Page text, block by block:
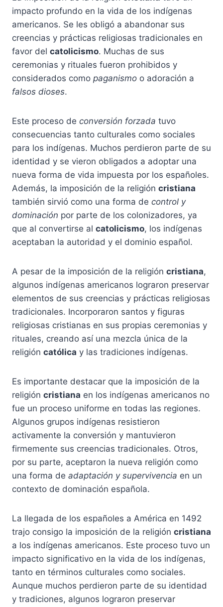
impacto profundo en la vida de los indígenas
americanos. Se les obligó a abandonar sus
creencias y prácticas religiosas tradicionales en
favor del catolicismo. Muchas de sus
ceremonias y rituales fueron prohibidos y
considerados como paganismo o adoración a
falsos dioses.
Este proceso de conversión forzada tuvo
consecuencias tanto culturales como sociales
para los indígenas. Muchos perdieron parte de su
identidad y se vieron obligados a adoptar una
nueva forma de vida impuesta por los españoles.
Además, la imposición de la religión cristiana
también sirvió como una forma de control y
dominación por parte de los colonizadores, ya
que al convertirse al catolicismo, los indígenas
aceptaban la autoridad y el dominio español.
A pesar de la imposición de la religión cristiana,
algunos indígenas americanos lograron preservar
elementos de sus creencias y prácticas religiosas
tradicionales. Incorporaron santos y figuras
religiosas cristianas en sus propias ceremonias y
rituales, creando así una mezcla única de la
religión católica y las tradiciones indígenas.
Es importante destacar que la imposición de la
religión cristiana en los indígenas americanos no
fue un proceso uniforme en todas las regiones.
Algunos grupos indígenas resistieron
activamente la conversión y mantuvieron
firmemente sus creencias tradicionales. Otros,
por su parte, aceptaron la nueva religión como
una forma de adaptación y supervivencia en un
contexto de dominación española.
La llegada de los españoles a América en 1492
trajo consigo la imposición de la religión cristiana
a los indígenas americanos. Este proceso tuvo un
impacto significativo en la vida de los indígenas,
tanto en términos culturales como sociales.
Aunque muchos perdieron parte de su identidad
y tradiciones, algunos lograron preservar